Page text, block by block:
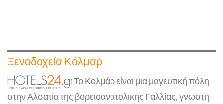
Ξενοδοχεία Κόλμαρ
Το Κολμάρ είναι μια μαγευτική πόλη
στην Αλσατία της βορειοανατολικής Γαλλίας, γνωστή